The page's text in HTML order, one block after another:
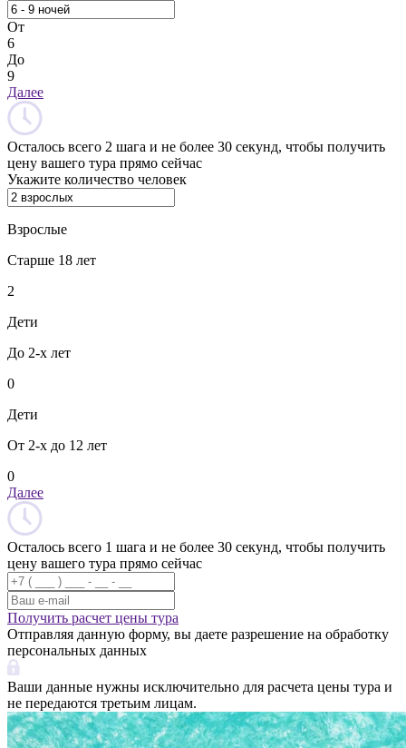
От
6
До
9
Далее
Осталось всего 2 шага и не более 30 секунд, чтобы получить
цену вашего тура прямо сейчас
Укажите количество человек
Взрослые
Старше 18 лет
2
Дети
До 2-х лет
0
Дети
От 2-х до 12 лет
0
Далее
Осталось всего 1 шага и не более 30 секунд, чтобы получить
цену вашего тура прямо сейчас
Получить расчет цены тура
Отправляя данную форму, вы даете разрешение на обработку
персональных данных
Ваши данные нужны исключительно для расчета цены тура и
не передаются третьим лицам.